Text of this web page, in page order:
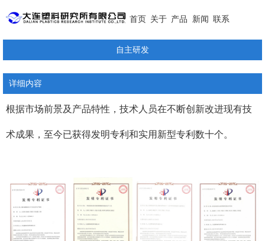
首页 关于 产品 新闻 联系
自主研发
详细内容
根据市场前景及产品特性，技术人员在不断创新改进现有技
术成果，至今已获得发明专利和实用新型专利数十个。